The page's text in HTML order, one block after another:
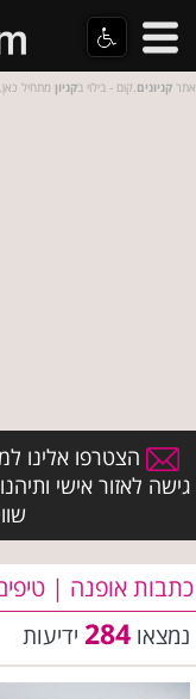
אתר קניונים.קום - בילוי בקניון מתחיל
הצטרפו אלינו
גישה לאזור אישי
כתבות אופנה |
נמצאו 284 ידיעות